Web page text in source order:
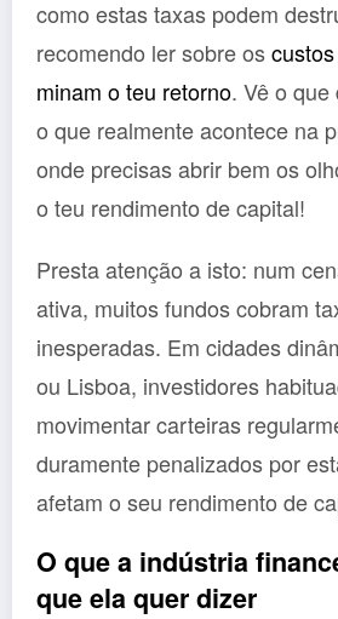
como estas taxas podem
recomendo ler sobre os
minam o teu retorno. Vê o
o que realmente acontece na
onde precisas abrir bem os
o teu rendimento de capital!
Presta atenção a isto: num
ativa, muitos fundos cobram
inesperadas. Em cidades
ou Lisboa, investidores
movimentar carteiras
duramente penalizados por
afetam o seu rendimento de
O que a indústria
que ela quer dizer